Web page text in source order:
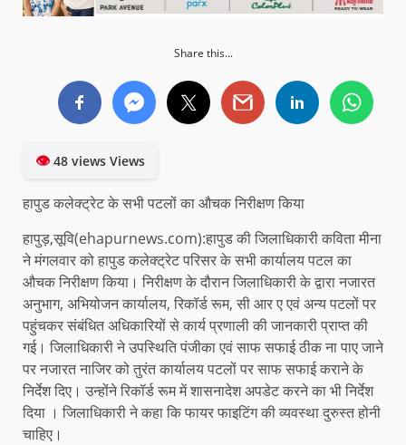
Share this...
👁48 views Views
हापुड कलेक्ट्रेट के सभी पटलों का औचक निरीक्षण किया
हापुड़,सूवि(ehapurnews.com):हापुड की जिलाधिकारी कविता मीना
ने मंगलवार को हापुड कलेक्ट्रेट परिसर के सभी कार्यालय पटल का
औचक निरीक्षण किया। निरीक्षण के दौरान जिलाधिकारी के द्वारा नजारत
अनुभाग, अभियोजन कार्यालय, रिकॉर्ड रूम, सी आर ए एवं अन्य पटलों पर
पहुंचकर संबंधित अधिकारियों से कार्य प्रणाली की जानकारी प्राप्त की
गई। जिलाधिकारी ने उपस्थिति पंजीका एवं साफ सफाई ठीक ना पाए जाने
पर नजारत नाजिर को तुरंत कार्यालय पटलों पर साफ सफाई कराने के
निर्देश दिए। उन्होंने रिकॉर्ड रूम में शासनादेश अपडेट करने का भी निर्देश
दिया । जिलाधिकारी ने कहा कि फायर फाइटिंग की व्यवस्था दुरुस्त होनी
चाहिए।